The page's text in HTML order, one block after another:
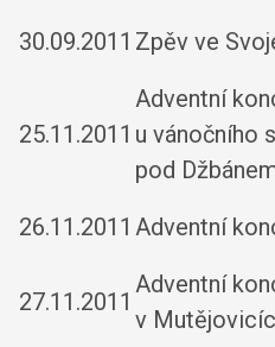
30.09.2011 Zpěv ve
25.11.2011
Adventní
u vánočního
pod
26.11.2011 Adventní
27.11.2011
Adventní
v